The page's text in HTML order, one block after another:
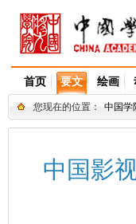
首页 要文 绘画
您现在的位置： 中国学
中国影